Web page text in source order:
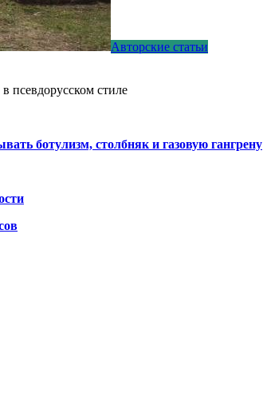
Авторские статьи
псевдорусском стиле
ботулизм, столбняк и газовую гангрену